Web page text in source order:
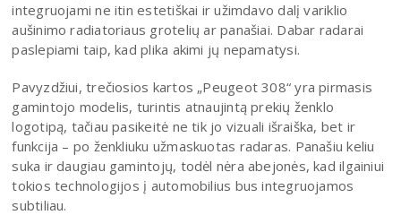
integruojami ne itin estetiškai ir užimdavo dalį variklio
aušinimo radiatoriaus grotelių ar panašiai. Dabar radarai
paslepiami taip, kad plika akimi jų nepamatysi.
Pavyzdžiui, trečiosios kartos „Peugeot 308“ yra pirmasis
gamintojo modelis, turintis atnaujintą prekių ženklo
logotipą, tačiau pasikeitė ne tik jo vizuali išraiška, bet ir
funkcija – po ženkliuku užmaskuotas radaras. Panašiu keliu
suka ir daugiau gamintojų, todėl nėra abejonės, kad ilgainiui
tokios technologijos į automobilius bus integruojamos
subtiliau.